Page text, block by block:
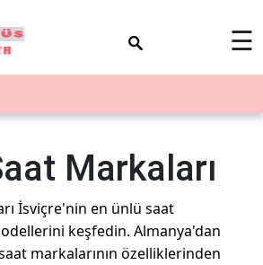
☰
Markaları
İsviçre'nin en ünlü saat
keşfedin. Almanya'dan
markalarının özelliklerinden